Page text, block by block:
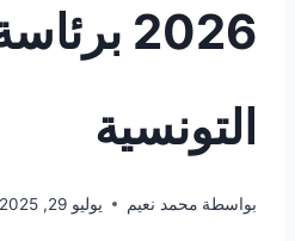
2026
التونسية
بواسطة محمد نعيم يوليو 29, 2025